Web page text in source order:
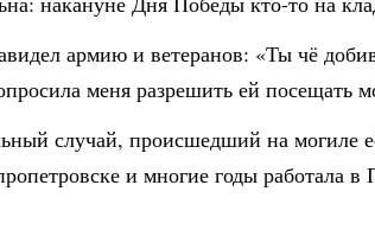
армию и ветеранов: «Ты чё
меня разрешить ей
случай, происшедший на могиле
и многие годы работала